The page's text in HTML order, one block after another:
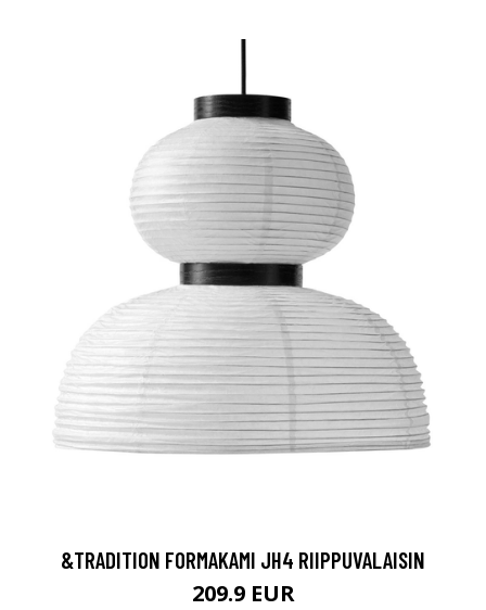
&TRADITION FORMAKAMI JH4 RIIPPUVALAISIN
209.9 EUR